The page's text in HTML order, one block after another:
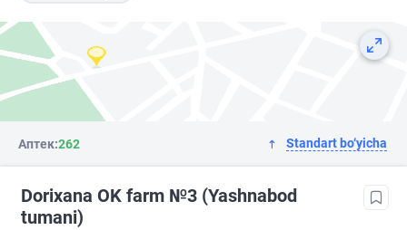
Аптек:262 Standart bo‘yicha
Dorixana OK farm №3 (Yashnabod
tumani)